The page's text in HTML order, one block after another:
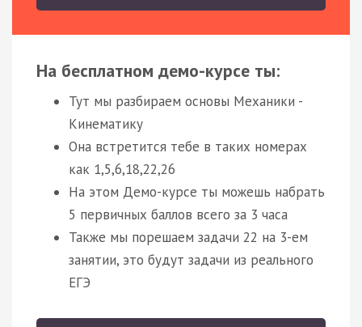
На бесплатном демо-курсе ты:
Тут мы разбираем основы Механики -
Кинематику
Она встретится тебе в таких номерах
как 1,5,6,18,22,26
На этом Демо-курсе ты можешь набрать
5 первичных баллов всего за 3 часа
Также мы порешаем задачи 22 на 3-ем
занятии, это будут задачи из реального
ЕГЭ